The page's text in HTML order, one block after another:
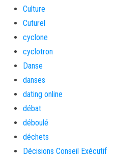
Culture
Cuturel
cyclone
cyclotron
Danse
danses
dating online
débat
déboulé
déchets
Décisions Conseil Exécutif